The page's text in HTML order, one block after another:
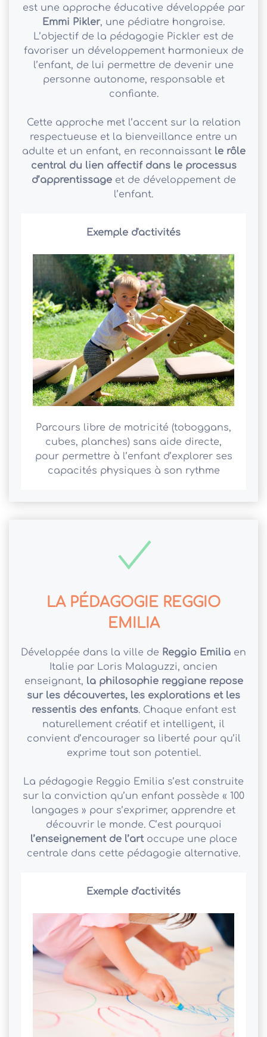
est une approche éducative développée par
Emmi Pikler, une pédiatre hongroise.
L’objectif de la pédagogie Pickler est de
favoriser un développement harmonieux de
l’enfant, de lui permettre de devenir une
personne autonome, responsable et
confiante.
Cette approche met l’accent sur la relation
respectueuse et la bienveillance entre un
adulte et un enfant, en reconnaissantle rôle
central du lien affectif dans le processus
d’apprentissageet de développement de
l’enfant.
Exemple d'activités
Parcours libre de motricité (toboggans,
cubes, planches) sans aide directe,
pour permettre à l’enfant d’explorer ses
capacités physiques à son rythme
LA PÉDAGOGIE REGGIO
EMILIA
Développée dans la ville de Reggio Emilia en
Italie par Loris Malaguzzi, ancien
enseignant, la philosophie reggiane repose
sur les découvertes, les explorations et les
ressentis des enfants. Chaque enfant est
naturellement créatif et intelligent, il
convient d’encourager sa liberté pour qu’il
exprime tout son potentiel.
La pédagogie Reggio Emilia s’est construite
sur la conviction qu’un enfant possède « 100
langages » pour s’exprimer, apprendre et
découvrir le monde. C’est pourquoi
l’enseignement de l’artoccupe une place
centrale dans cette pédagogie alternative.
Exemple d'activités